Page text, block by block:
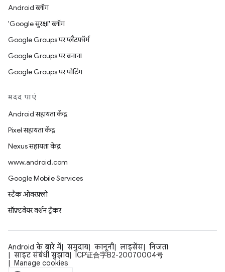
Android ब्लॉग
'Google सुरक्षा' ब्लॉग
Google Groups पर प्लैटफ़ॉर्म
Google Groups पर बनाना
Google Groups पर पोर्टिंग
मदद पाएं
Android सहायता केंद्र
Pixel सहायता केंद्र
Nexus सहायता केंद्र
www.android.com
Google Mobile Services
स्टैक ओवरफ़्लो
सॉफ़्टवेयर वर्शन ट्रैकर
Android के बारे में समुदाय कानूनी लाइसेंस
निजता
साइट संबंधी सुझाव
ICP证合字B2-20070004号
Manage cookies